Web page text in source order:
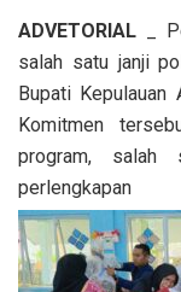
ADVETORIAL _
salah satu janji
Bupati Kepulauan
Komitmen
program, salah